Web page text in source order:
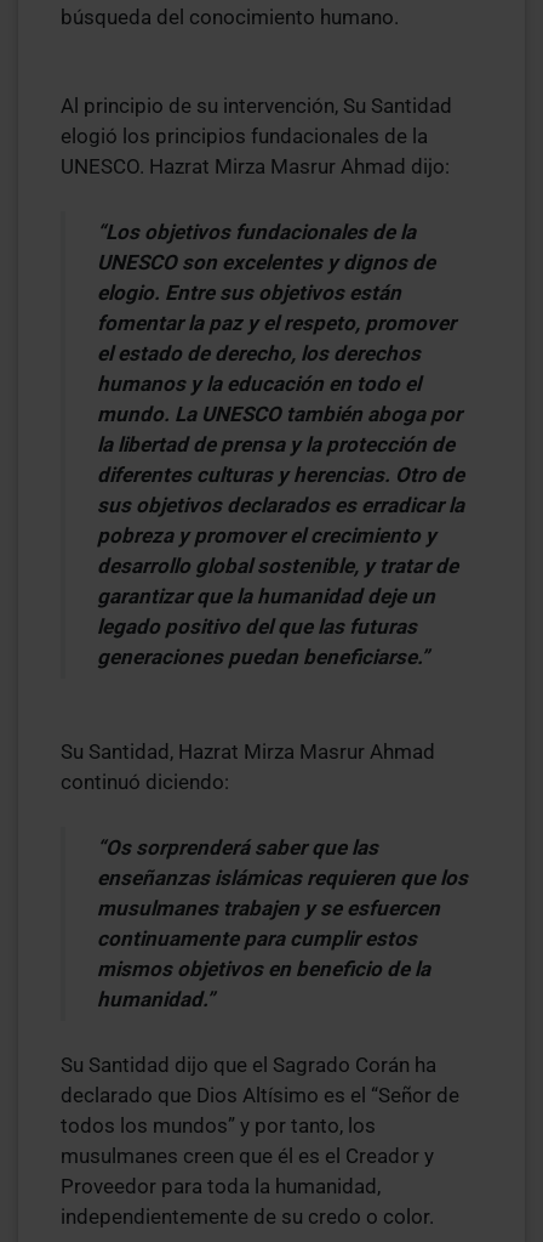
búsqueda del conocimiento humano.
Al principio de su intervención, Su Santidad
elogió los principios fundacionales de la
UNESCO. Hazrat Mirza Masrur Ahmad dijo:
“Los objetivos fundacionales de la
UNESCO son excelentes y dignos de
elogio. Entre sus objetivos están
fomentar la paz y el respeto, promover
el estado de derecho, los derechos
humanos y la educación en todo el
mundo. La UNESCO también aboga por
la libertad de prensa y la protección de
diferentes culturas y herencias. Otro de
sus objetivos declarados es erradicar la
pobreza y promover el crecimiento y
desarrollo global sostenible, y tratar de
garantizar que la humanidad deje un
legado positivo del que las futuras
generaciones puedan beneficiarse.”
Su Santidad, Hazrat Mirza Masrur Ahmad
continuó diciendo:
“Os sorprenderá saber que las
enseñanzas islámicas requieren que los
musulmanes trabajen y se esfuercen
continuamente para cumplir estos
mismos objetivos en beneficio de la
humanidad.”
Su Santidad dijo que el Sagrado Corán ha
declarado que Dios Altísimo es el “Señor de
todos los mundos” y por tanto, los
musulmanes creen que él es el Creador y
Proveedor para toda la humanidad,
independientemente de su credo o color.